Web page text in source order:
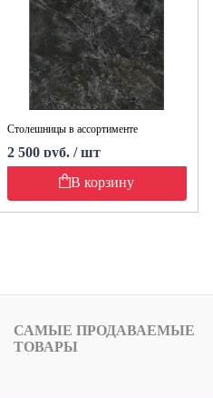
Столешницы в ассортименте
2 500 руб. / шт
В корзину
САМЫЕ ПРОДАВАЕМЫЕ
ТОВАРЫ